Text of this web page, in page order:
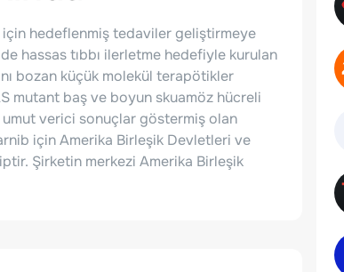
hedeflenmiş tedaviler geliştirmeye
hassas tıbbı ilerletme hedefiyle kurulan
bozan küçük molekül terapötikler
mutant baş ve boyun skuamöz hücreli
verici sonuçlar göstermiş olan
için Amerika Birleşik Devletleri ve
Şirketin merkezi Amerika Birleşik